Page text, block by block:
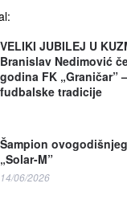
VELIKI JUBILEJ U
Branislav Nedimović
godina FK „Graničar”
fudbalske tradicije
Šampion
„Solar-M”
14/06/2026